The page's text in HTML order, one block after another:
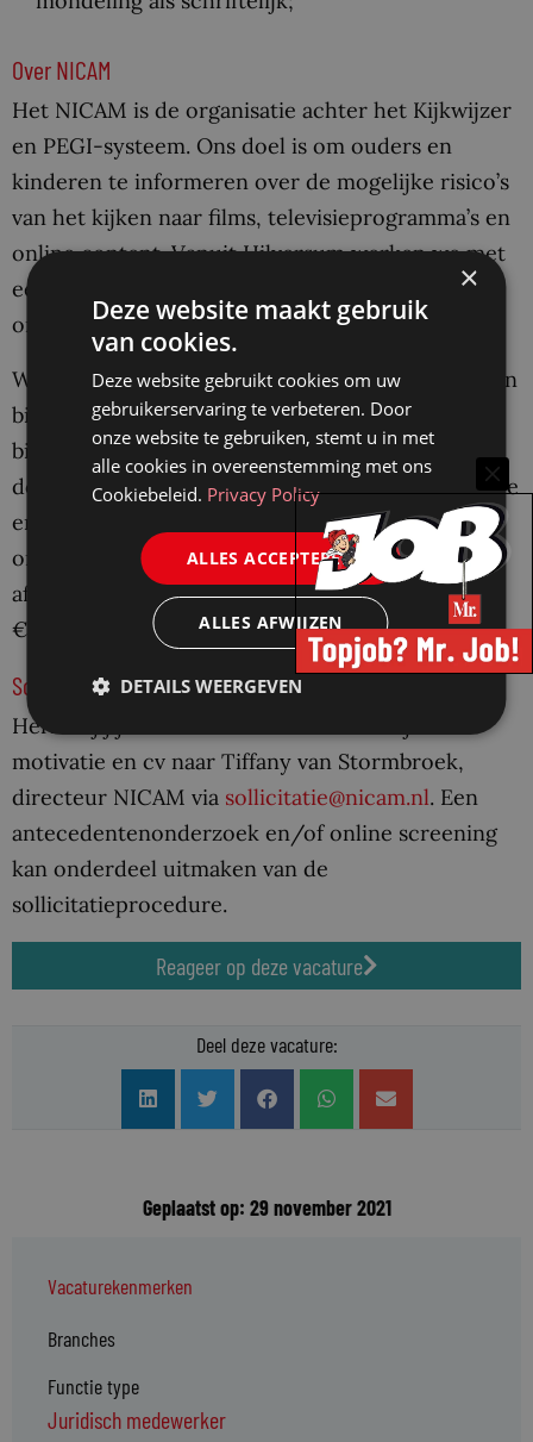
Over NICAM
Het NICAM is de organisatie achter het Kijkwijzer
en PEGI-systeem. Ons doel is om ouders en
kinderen te informeren over de mogelijke risico’s
van het kijken naar films, televisieprogramma’s en
online content. Vanuit Hilversum werken we met
een team van circa 18 collega’s aan de
ontwikkeling van onze dienstverlening.
Wij bieden je een interessante en uitdagende baan
binnen een jonge organisatie waarin je een
bijdrage kunt leveren aan een maatschappelijk
doel. Samen met jouw collega’s draag jij op actieve
en innovatieve wijze bij aan onze
organisatiedoelstellingen. Je salaris ligt,
afhankelijk van je ervaring tussen €2.599,38 en
€4.262,90
Solliciteren
Herken jij jezelf in deze functie? Stuur jouw
motivatie en cv naar Tiffany van Stormbroek,
directeur NICAM via sollicitatie@nicam.nl. Een
antecedentenonderzoek en/of online screening
kan onderdeel uitmaken van de
sollicitatieprocedure.
Reageer op deze vacature
Deel deze vacature:
Geplaatst op: 29 november 2021
Vacaturekenmerken
Branches
Functie type
Juridisch medewerker
×
Deze website maakt gebruik
van cookies.
Deze website gebruikt cookies om uw
gebruikerservaring te verbeteren. Door
onze website te gebruiken, stemt u in met
alle cookies in overeenstemming met ons
Cookiebeleid. Privacy Policy
ALLES ACCEPTEREN
ALLES AFWIJZEN
DETAILS WEERGEVEN